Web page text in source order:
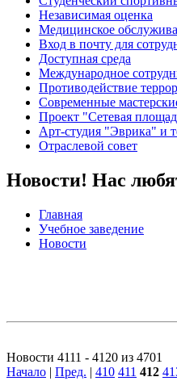
Независимая оценка
Медицинское
Вход в почту для
Доступная среда
Международное
Противодействие
Современные
Проект "Сетевая
Арт-студия "Эврика" и
Отраслевой совет
Новости! Нас
Главная
Учебное заведение
Новости
Новости 4111 - 4120 из 4701
Начало | Пред. | 410 411 412